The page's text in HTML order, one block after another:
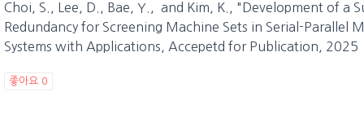
Choi, S., Lee, D., Bae, Y., and Kim, K., "Development of a
Redundancy for Screening Machine Sets in Serial-Parallel
Systems with Applications, Accepetd for Publication, 2025
좋아요 0